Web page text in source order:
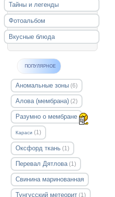
Тайны и легенды
Фотоальбом
Вкусные блюда
ПОПУЛЯРНОЕ
Аномальные зоны (6)
Алова (мембрана) (2)
Разумно о мембране
Караси (1)
Оксфорд ткань (1)
Перевал Дятлова(1)
Свинина маринованная
Тунгусский метеорит (1)